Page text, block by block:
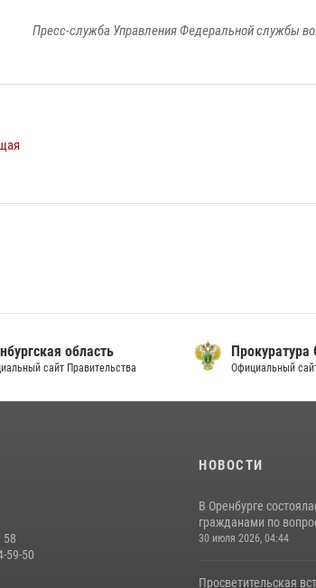
Пресс-служба Управления Федеральной службы
область
сайт Правительства
Прокуратура
Официальный
58
59-50
НОВОСТИ
В Оренбурге
гражданами по
30 июля 2026, 04:44
Просветительская